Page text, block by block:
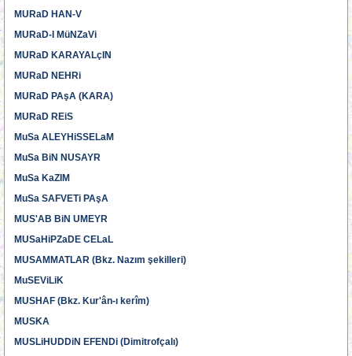
MURaD HAN-V
MURaD-I MüNZaVi
MURaD KARAYALçIN
MURaD NEHRi
MURaD PAşA (KARA)
MURaD REiS
MuSa ALEYHiSSELaM
MuSa BiN NUSAYR
MuSa KaZIM
MuSa SAFVETi PAşA
MUS'AB BiN UMEYR
MUSaHiPZaDE CELaL
MUSAMMATLAR (Bkz. Nazım şekilleri)
MuSEViLiK
MUSHAF (Bkz. Kur'ân-ı kerîm)
MUSKA
MUSLiHUDDiN EFENDi (Dimitrofçalı)